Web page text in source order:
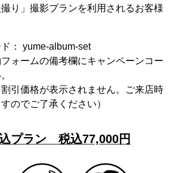
り」撮影プランを利用されるお客様
： yume-album-set
ォームの備考欄にキャンペーンコー
割引価格が表示されません。ご来店時
のでご了承ください）
プラン 税込77,000円